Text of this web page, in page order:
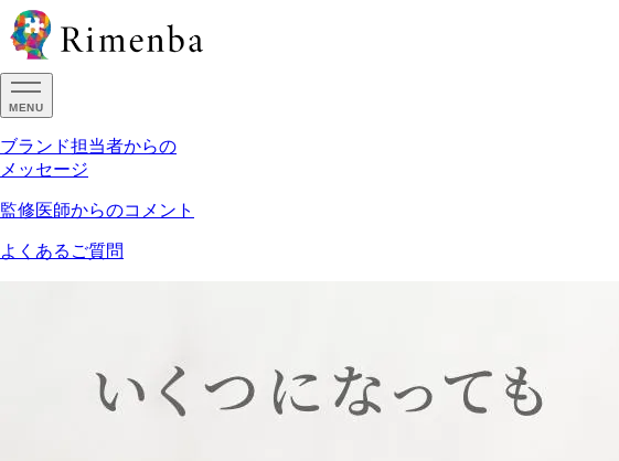
MENU
ブランド担当者からの
メッセージ
監修医師からのコメント
よくあるご質問